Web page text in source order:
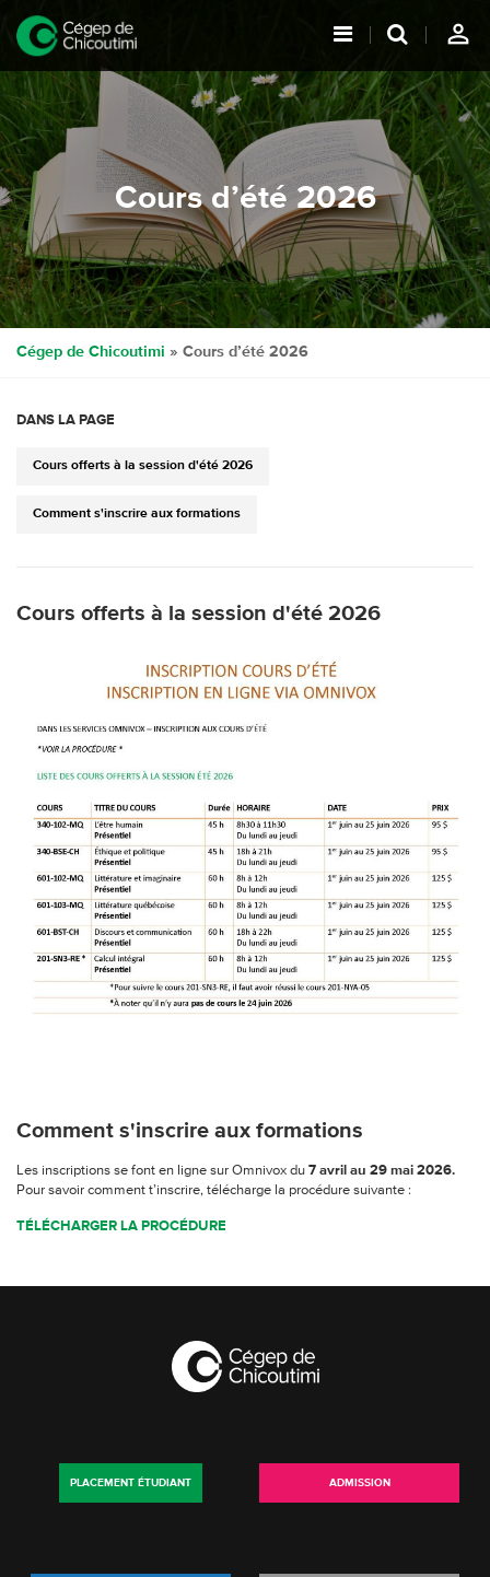
person_outline
Cours d’été 2026
Cégep de Chicoutimi » Cours d’été 2026
DANS LA PAGE
Cours offerts à la session d'été 2026
Comment s'inscrire aux formations
Cours offerts à la session d'été 2026
Comment s'inscrire aux formations
Les inscriptions se font en ligne sur Omnivox du 7 avril au 29 mai 2026.
Pour savoir comment t’inscrire, télécharge la procédure suivante :
TÉLÉCHARGER LA PROCÉDURE
PLACEMENT ÉTUDIANT ADMISSION